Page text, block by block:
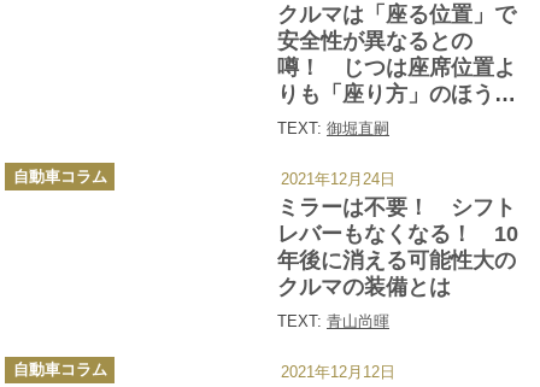
クルマは「座る位置」で
安全性が異なるとの
噂！ じつは座席位置よ
りも「座り方」のほうが
大切だった
TEXT: 御堀直嗣
ミラーは不要！ シフト
レバーもなくなる！ 10
年後に消える可能性大の
クルマの装備とは
TEXT: 青山尚暉
カ
テ
自動車コラム 2021年12月24日
カ
テ
自動車コラム 2021年12月12日